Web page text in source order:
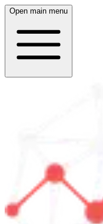
Open main menu